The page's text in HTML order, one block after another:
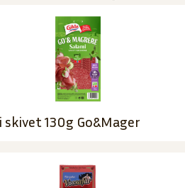
skivet 130g Go&Mager